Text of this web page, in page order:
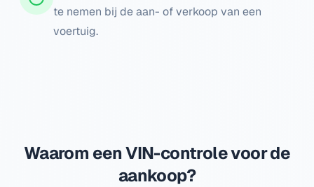
te nemen bij de aan- of verkoop van een
voertuig.
Waarom een VIN-controle voor de
aankoop?